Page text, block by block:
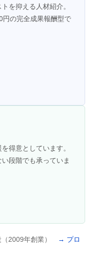
を抑える人材紹介。
円の完全成果報酬型で
得意としています。
段階でも承っていま
（2009年創業）
→ プロ